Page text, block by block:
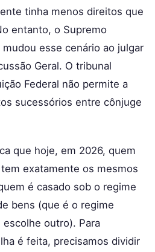
tinha menos direitos que
entanto, o Supremo
esse cenário ao julgar
Geral. O tribunal
Federal não permite a
sucessórios entre cônjuge
que hoje, em 2026, quem
exatamente os mesmos
é casado sob o regime
bens (que é o regime
escolhe outro). Para
é feita, precisamos dividir